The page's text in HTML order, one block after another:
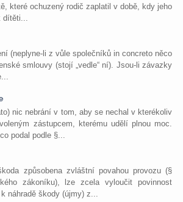
které ochuzený rodič zaplatil v době, kdy jeho
dítěti...
(neplyne-li z vůle společníků in concreto něco
smlouvy (stojí „vedle“ ní). Jsou-li závazky
nic nebrání v tom, aby se nechal v kterékoliv
zástupcem, kterému udělí plnou moc.
podal podle §...
způsobena zvláštní povahou provozu (§
zákoníku), lze zcela vyloučit povinnost
náhradě škody (újmy) z...